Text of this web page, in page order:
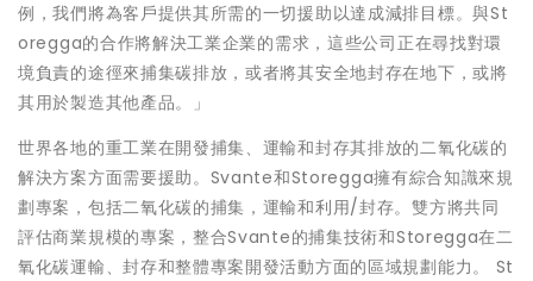
例，我們將為客戶提供其所需的一切援助以達成減排目標。與St
oregga的合作將解決工業企業的需求，這些公司正在尋找對環
境負責的途徑來捕集碳排放，或者將其安全地封存在地下，或將
其用於製造其他產品。」
世界各地的重工業在開發捕集、運輸和封存其排放的二氧化碳的
解決方案方面需要援助。Svante和Storegga擁有綜合知識來規
劃專案，包括二氧化碳的捕集，運輸和利用/封存。雙方將共同
評估商業規模的專案，整合Svante的捕集技術和Storegga在二
氧化碳運輸、封存和整體專案開發活動方面的區域規劃能力。 St